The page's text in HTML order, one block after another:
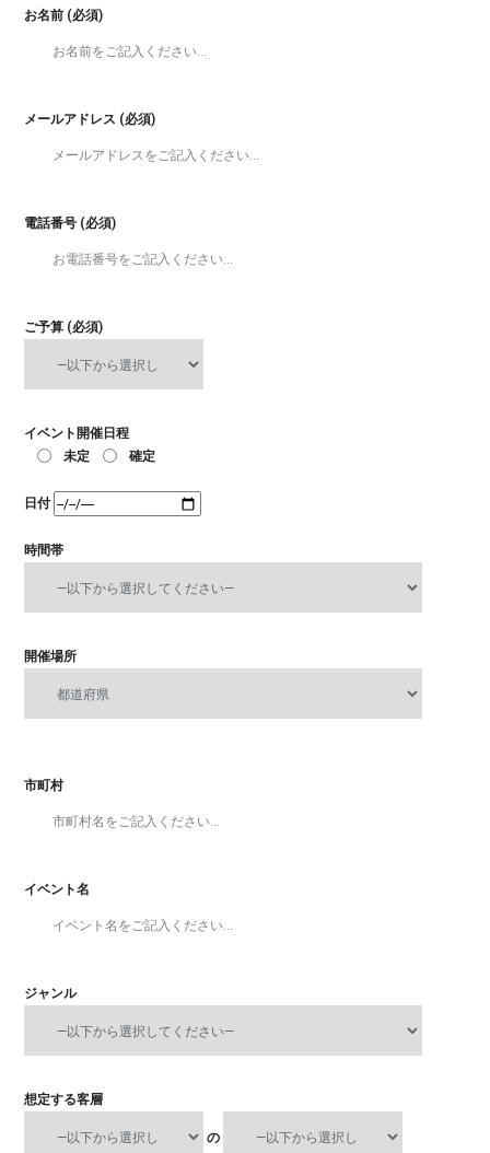
お名前 (必須)
メールアドレス (必須)
電話番号 (必須)
ご予算 (必須)
イベント開催日程
未定
確定
日付
時間帯
開催場所
市町村
イベント名
ジャンル
想定する客層
の